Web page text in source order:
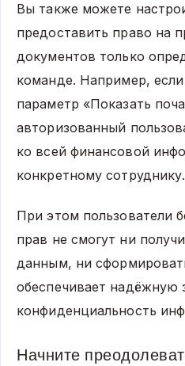
Вы также можете
предоставить право на
документов только
команде. Например,
параметр «Показать
авторизованный
ко всей финансовой
конкретному сотруднику.
При этом пользователи
прав не смогут ни
данным, ни
обеспечивает надёжную
конфиденциальность
Начните